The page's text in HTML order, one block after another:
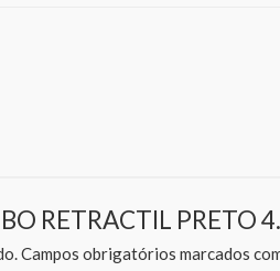
RETRACTIL PRETO
Campos obrigatórios marcados